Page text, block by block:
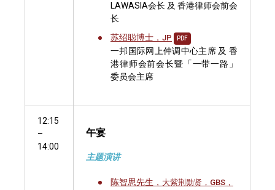
LAWASIA会长 及 香港律师会前会
长
苏绍聪博士， JP PDF
一邦国际网上仲调中心主席 及 香
港律师会前会长暨「一带一路」
委员会主席
12:15
–
14:00
午宴
主题演讲
陈智思先生， 大紫荆勋贤，GBS，